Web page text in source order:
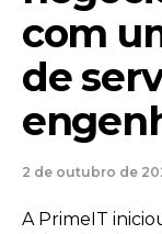
com
de
2 de outubro de
A PrimeIT